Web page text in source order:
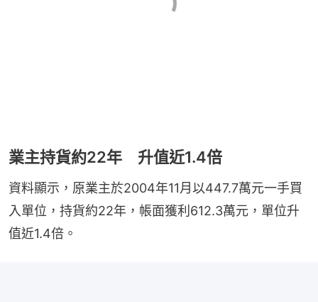
業主持貨約22年 升值近1.4倍
資料顯示，原業主於2004年11月以447.7萬元一手買
入單位，持貨約22年，帳面獲利612.3萬元，單位升
值近1.4倍。